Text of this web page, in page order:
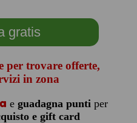
gratis
per trovare offerte,
in zona
e guadagna puntiper
e gift card